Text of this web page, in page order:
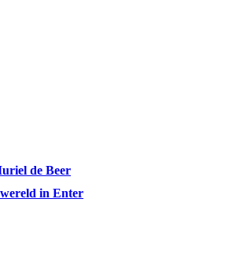
de Beer
in Enter